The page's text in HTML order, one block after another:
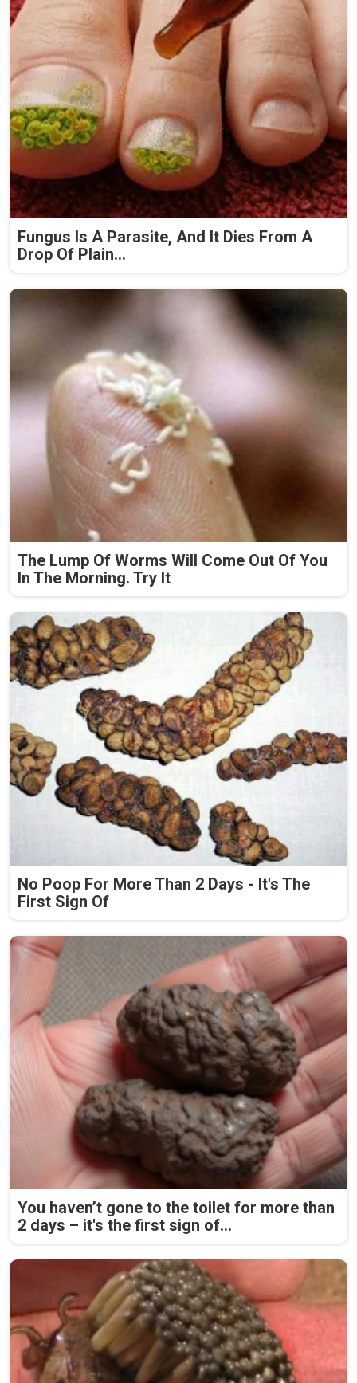
Fungus Is A Parasite, And It Dies From A
Drop Of Plain...
The Lump Of Worms Will Come Out Of You
In The Morning. Try It
No Poop For More Than 2 Days - It's The
First Sign Of
You haven’t gone to the toilet for more than
2 days – it's the first sign of...